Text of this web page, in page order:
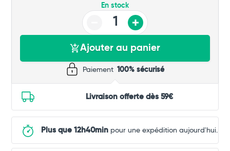
En stock
Ajouter au panier
Paiement 100% sécurisé
Livraison offerte dès 59€
Plus que 12h40min pour une expédition aujourd'hui.